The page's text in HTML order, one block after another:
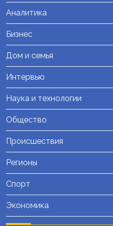
Аналитика
Бизнес
Дом и семья
Интервью
Наука и технологии
Общество
Происшествия
Регионы
Спорт
Экономика